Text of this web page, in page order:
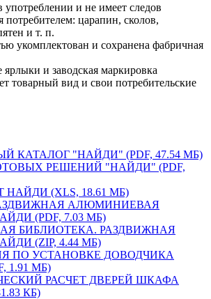
употреблении и не имеет следов
потребителем: царапин, сколов,
и т. п.
укомплектован и сохранена фабричная
ярлыки и заводская маркировка
товарный вид и свои потребительские
КАТАЛОГ "НАЙДИ" (PDF, 47.54 МБ)
РЕШЕНИЙ "НАЙДИ" (PDF,
(XLS, 18.61 МБ)
АЛЮМИНИЕВАЯ
(PDF, 7.03 МБ)
БИБЛИОТЕКА. РАЗДВИЖНАЯ
(ZIP, 4.44 МБ)
ПО УСТАНОВКЕ ДОВОДЧИКА
1.91 МБ)
РАСЧЕТ ДВЕРЕЙ ШКАФА
КБ)